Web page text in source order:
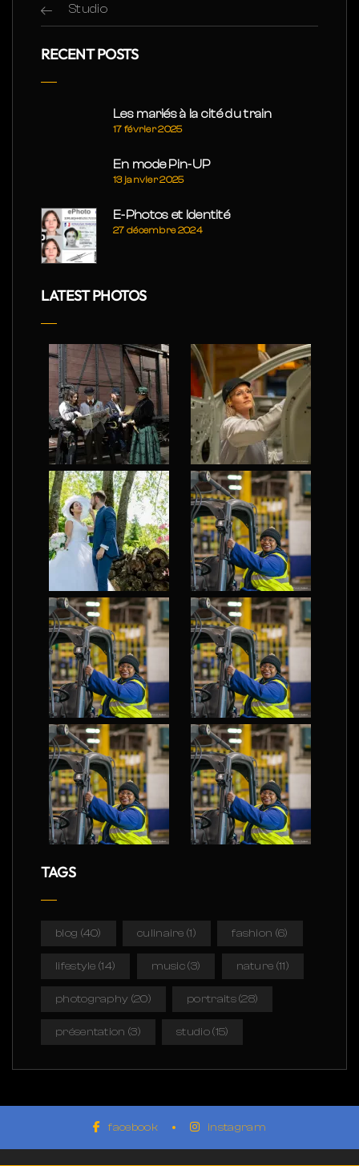
Studio
RECENT POSTS
Les mariés à la cité du train
17 février 2025
En mode Pin-UP
13 janvier 2025
E-Photos et Identité
27 décembre 2024
LATEST PHOTOS
TAGS
blog (40) culinaire (1) fashion (6)
lifestyle (14) music(3) nature (11)
photography (20) portraits(28)
présentation (3) studio(15)
facebook instagram